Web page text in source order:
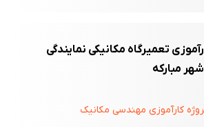
(واشر بر گردان ) سر چرخ دنده میل سوپاپ را
مکانیزم سوپاپ ها از زنجیر استفاده شده باشد
کشیده و سپس زنجیر را در آورد . چرخ دنده
بروش فوق از موتور جدا گردد . ( در صورت
تعمیرگاه مکانیکی نمایندگی
مبارکه
کارآموزی مهندسی مکانیک